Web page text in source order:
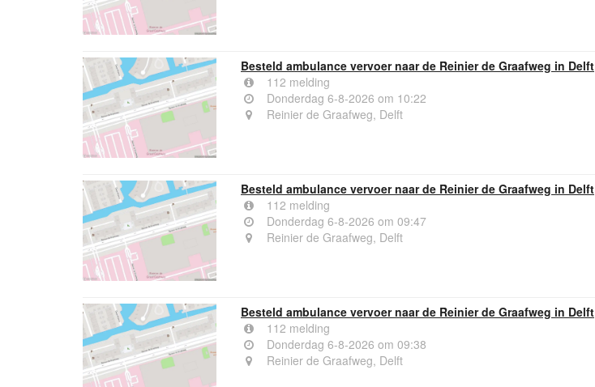
Besteld ambulance vervoer naar de Reinier de Graafweg in Delft
112 melding
Donderdag 6-8-2026 om 10:22
Reinier de Graafweg, Delft
Besteld ambulance vervoer naar de Reinier de Graafweg in Delft
112 melding
Donderdag 6-8-2026 om 09:47
Reinier de Graafweg, Delft
Besteld ambulance vervoer naar de Reinier de Graafweg in Delft
112 melding
Donderdag 6-8-2026 om 09:38
Reinier de Graafweg, Delft